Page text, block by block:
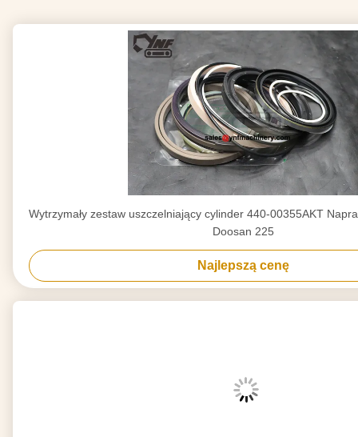
Wytrzymały zestaw uszczelniający cylinder 440-00355AKT
Doosan 225
Najlepszą cenę